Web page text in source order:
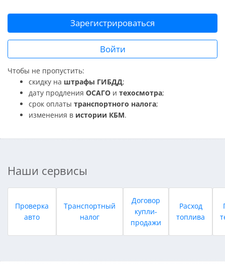
Зарегистрироваться
Войти
Чтобы не пропустить:
скидку на штрафы ГИБДД;
дату продления ОСАГО и техосмотра;
срок оплаты транспортного налога;
изменения в истории КБМ.
Наши сервисы
Проверка
авто
Транспортный
налог
Договор
купли-
продажи
Расход
топлива